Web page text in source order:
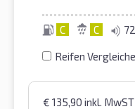
C C
Reifen
€ 135,90 inkl. MwST